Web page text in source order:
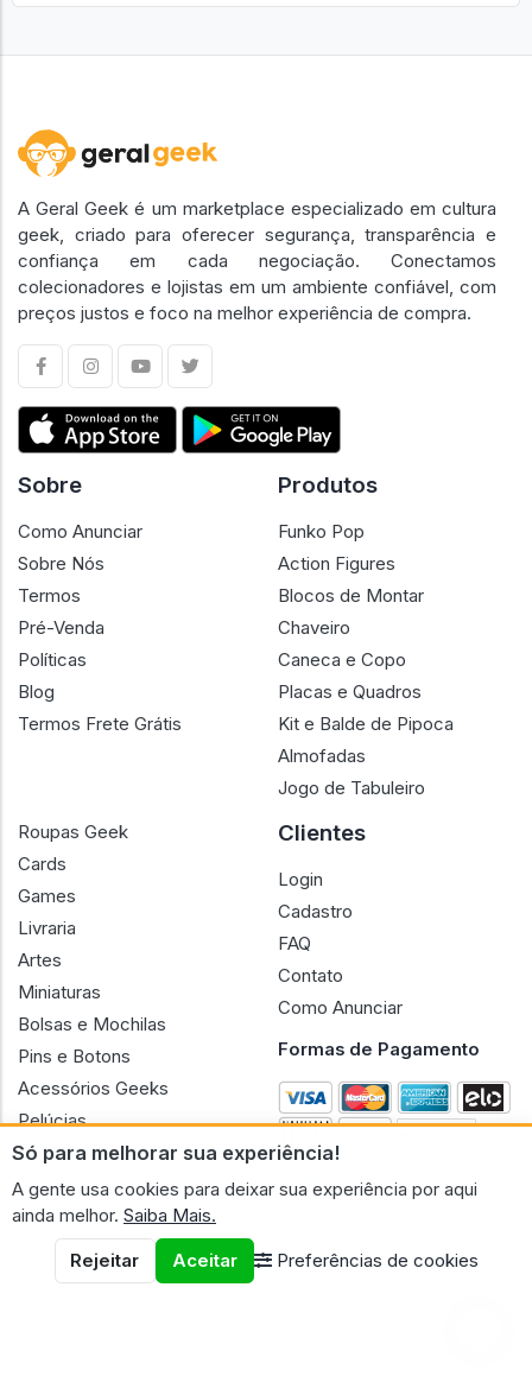
Só para melhorar sua experiência!
A gente usa cookies para deixar sua experiência por aqui
ainda melhor. Saiba Mais.
Rejeitar
Aceitar Preferências de cookies
A Geral Geek é um marketplace especializado em cultura
geek, criado para oferecer segurança, transparência e
confiança em cada negociação. Conectamos
colecionadores e lojistas em um ambiente confiável, com
preços justos e foco na melhor experiência de compra.
Sobre
Como Anunciar
Sobre Nós
Termos
Pré-Venda
Políticas
Blog
Termos Frete Grátis
Produtos
Funko Pop
Action Figures
Blocos de Montar
Chaveiro
Caneca e Copo
Placas e Quadros
Kit e Balde de Pipoca
Almofadas
Jogo de Tabuleiro
Roupas Geek
Cards
Games
Livraria
Artes
Miniaturas
Bolsas e Mochilas
Pins e Botons
Acessórios Geeks
Pelúcias
Bonecas
Clientes
Login
Cadastro
FAQ
Contato
Como Anunciar
Formas de Pagamento